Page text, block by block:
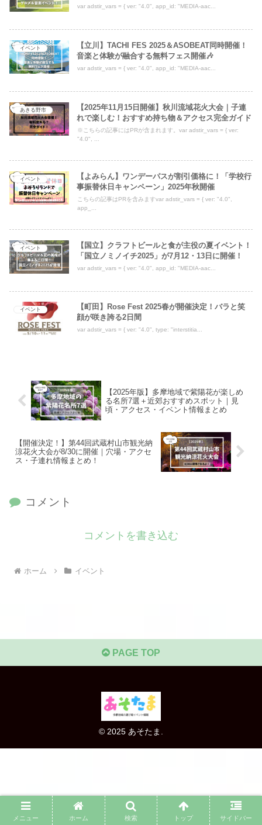
var adstir_vars = { ver: "4.0", app_id: "MEDIA-aac...
イベント
【立川】TACHI FES 2025＆ASOBEAT同時開催！
音楽と体験が融合する無料フェス開催🎶
var adstir_vars = { ver: "4.0", app_id: "MEDIA-aac...
あきる野市
【2025年11月15日開催】秋川流域花火大会｜子連
れで楽しむ！おすすめ持ち物＆アクセス完全ガイド
※こちらの記事にはPRが含まれます。var adstir_vars = { ver:
"4.0", ...
イベント
【よみらん】ワンデーパスが割引価格に！「学校行
事振替休日キャンペーン」2025年秋開催
こちらの記事はPRを含みますvar adstir_vars = { ver: "4.0",
app_...
イベント
【国立】クラフトビールと食が主役の夏イベント！
「国立ノミノイチ2025」が7月12・13日に開催！
var adstir_vars = { ver: "4.0", app_id: "MEDIA-aac...
イベント
【町田】Rose Fest 2025春が開催決定！バラと笑
顔が咲き誇る2日間
var adstir_vars = { ver: "4.0", type: "interstitia...
【2025年版】多摩地域で紫陽花が楽しめ
る名所7選＋近郊おすすめスポット｜見
頃・アクセス・イベント情報まとめ
【開催決定！】第44回武蔵村山市観光納
涼花火大会が8/30に開催｜穴場・アクセ
ス・子連れ情報まとめ！
コメント
コメントを書き込む
ホーム イベント
PAGE TOP
© 2025 あそたま.
メニュー ホーム 検索 トップ サイドバー